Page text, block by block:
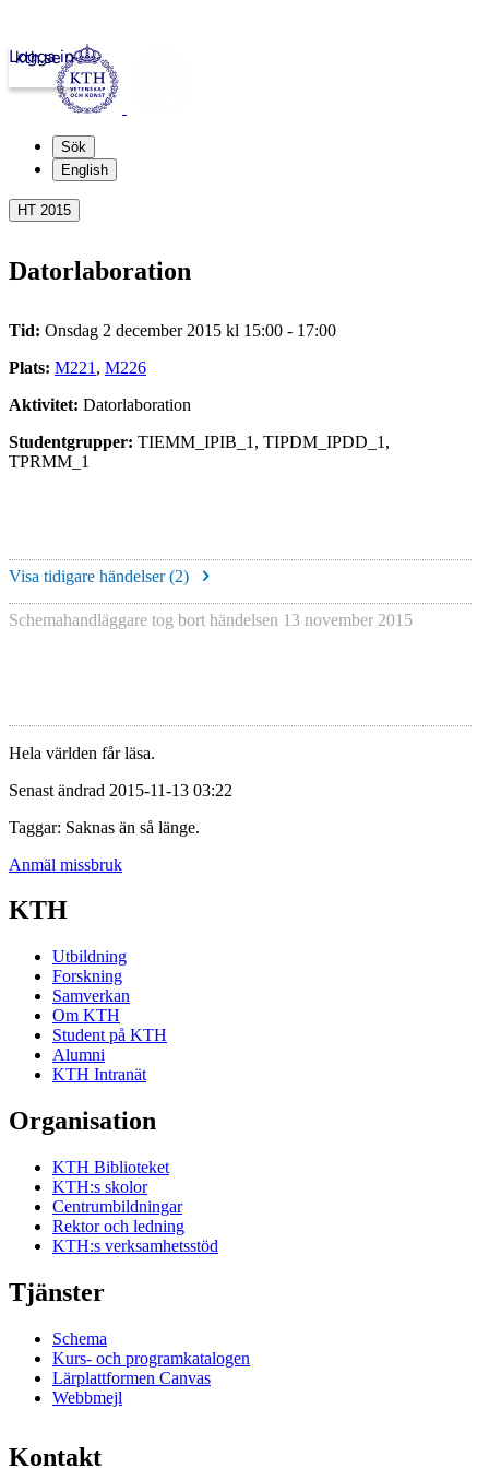
kth.se
Logga in
Sök
English
HT 2015
Datorlaboration
Tid: Onsdag 2 december 2015 kl 15:00 - 17:00
Plats: M221 , M226
Aktivitet: Datorlaboration
Studentgrupper: TIEMM_IPIB_1, TIPDM_IPDD_1,
TPRMM_1
Visa tidigare händelser (2)
Schemahandläggare tog bort händelsen 13 november 2015
Hela världen får läsa.
Senast ändrad 2015-11-13 03:22
Taggar: Saknas än så länge.
Anmäl missbruk
KTH
Utbildning
Forskning
Samverkan
Om KTH
Student på KTH
Alumni
KTH Intranät
Organisation
KTH Biblioteket
KTH:s skolor
Centrumbildningar
Rektor och ledning
KTH:s verksamhetsstöd
Tjänster
Schema
Kurs- och programkatalogen
Lärplattformen Canvas
Webbmejl
Kontakt